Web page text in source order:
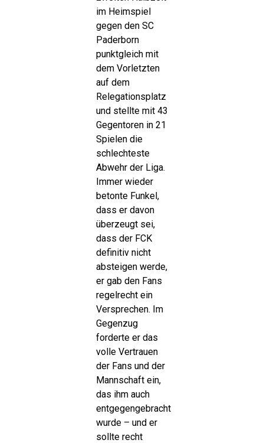
im Heimspiel
gegen den SC
Paderborn
punktgleich mit
dem Vorletzten
auf dem
Relegationsplatz
und stellte mit 43
Gegentoren in 21
Spielen die
schlechteste
Abwehr der Liga.
Immer wieder
betonte Funkel,
dass er davon
überzeugt sei,
dass der FCK
definitiv nicht
absteigen werde,
er gab den Fans
regelrecht ein
Versprechen. Im
Gegenzug
forderte er das
volle Vertrauen
der Fans und der
Mannschaft ein,
das ihm auch
entgegengebracht
wurde – und er
sollte recht